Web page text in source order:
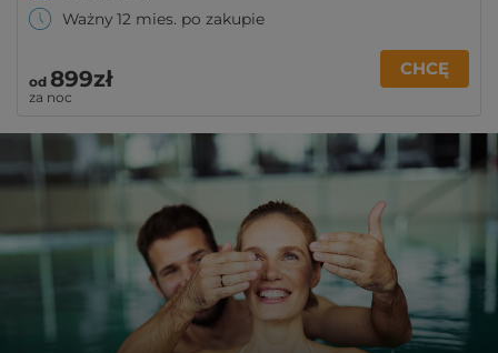
Ważny 12 mies. po zakupie
od 899zł
za noc
CHCĘ